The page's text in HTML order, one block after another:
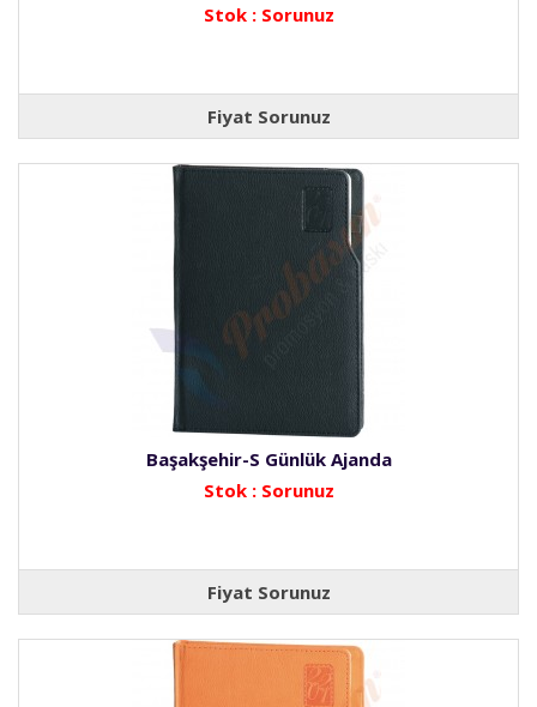
Stok : Sorunuz
Fiyat Sorunuz
Başakşehir-S Günlük Ajanda
Stok : Sorunuz
Fiyat Sorunuz